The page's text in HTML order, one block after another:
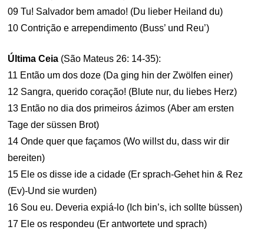
09 Tu! Salvador bem amado! (Du lieber Heiland du)
10 Contrição e arrependimento (Buss’ und Reu’)
Última Ceia (São Mateus 26: 14-35):
11 Então um dos doze (Da ging hin der Zwölfen einer)
12 Sangra, querido coração! (Blute nur, du liebes Herz)
13 Então no dia dos primeiros ázimos (Aber am ersten
Tage der süssen Brot)
14 Onde quer que façamos (Wo willst du, dass wir dir
bereiten)
15 Ele os disse ide a cidade (Er sprach-Gehet hin & Rez
(Ev)-Und sie wurden)
16 Sou eu. Deveria expiá-lo (Ich bin’s, ich sollte büssen)
17 Ele os respondeu (Er antwortete und sprach)